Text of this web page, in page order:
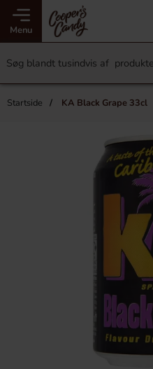
Menu
Startside KA Black Grape 33cl